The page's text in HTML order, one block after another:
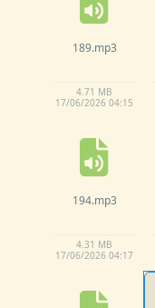
189.mp3
4.71 MB
17/06/2026 04:15
194.mp3
4.31 MB
17/06/2026 04:17